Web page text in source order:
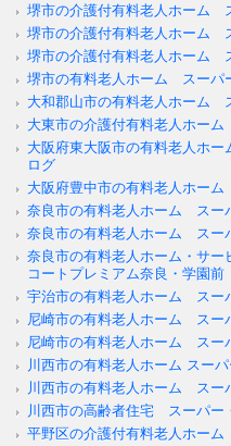
堺市の介護付有料老人ホーム
堺市の介護付有料老人ホーム
堺市の介護付有料老人ホーム
堺市の有料老人ホーム スーパ
大和郡山市の有料老人ホーム
大東市の介護付有料老人ホー
大阪府東大阪市の有料老人ホ
ログ
大阪府豊中市の有料老人ホー
奈良市の有料老人ホーム スー
奈良市の有料老人ホーム スー
奈良市の有料老人ホーム・サ
コートプレミアム奈良・学園前
宇治市の有料老人ホーム スー
尼崎市の有料老人ホーム スー
尼崎市の有料老人ホーム スー
川西市の有料老人ホーム スー
川西市の有料老人ホーム スー
川西市の高齢者住宅 スーパー
平野区の介護付有料老人ホー